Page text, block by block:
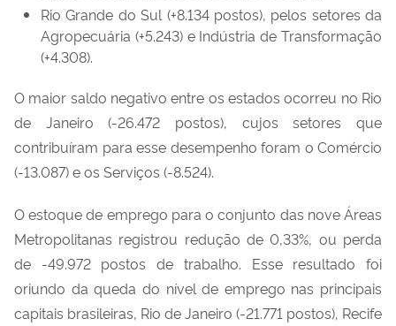
Rio Grande do Sul (+8.134 postos), pelos setores da
Agropecuária (+5.243) e Indústria de Transformação
(+4.308).
O maior saldo negativo entre os estados ocorreu no Rio
de Janeiro (-26.472 postos), cujos setores que
contribuíram para esse desempenho foram o Comércio
(-13.087) e os Serviços (-8.524).
O estoque de emprego para o conjunto das nove Áreas
Metropolitanas registrou redução de 0,33%, ou perda
de -49.972 postos de trabalho. Esse resultado foi
oriundo da queda do nível de emprego nas principais
capitais brasileiras, Rio de Janeiro (-21.771 postos), Recife